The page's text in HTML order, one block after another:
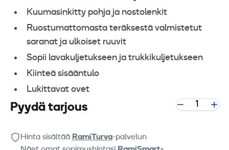
Kuumasinkitty pohja ja nostolenkit
Ruostumattomasta teräksestä valmistetut
saranat ja ulkoiset ruuvit
Sopii lavakuljetukseen ja trukkikuljetukseen
Kiinteä sisääntulo
Lukittavat ovet
Pyydä tarjous
Hinta sisältää RamiTurva-palvelun